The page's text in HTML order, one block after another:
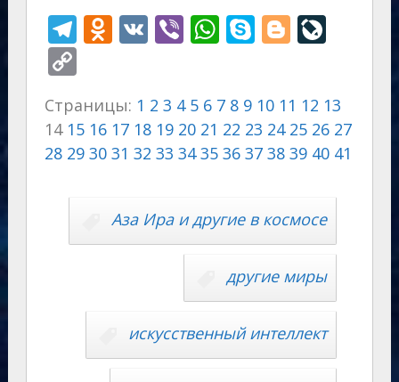
T
el
e
gr
a
m
O
o
kl
as
ni
ki
V Vi W
s
A
p
S
p
e
Bl
g
er
Li
o
u
r
n
al
C
p
y
Страницы: 1 2 3 4 5 6 7 8 9 10 11 12 13
14 15 16 17 18 19 20 21 22 23 24 25 26 27
28 29 30 31 32 33 34 35 36 37 38 39 40 41
Аза Ира и другие в космосе
другие миры
искусственный интеллект